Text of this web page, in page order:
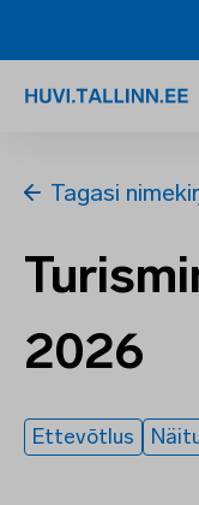
Tagasi
2026
Ettevõtlus